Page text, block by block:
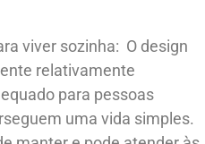
viver sozinha: ​​ O design
relativamente
para pessoas
uma vida simples.